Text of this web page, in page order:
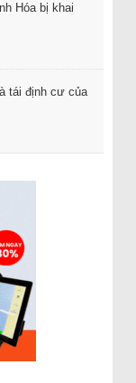
Hóa bị khai
tái định cư của